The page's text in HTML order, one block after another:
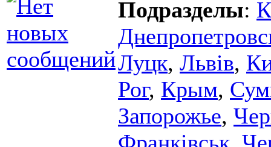
Подразделы:
Луцк, Львiв,
Рог, Крым,
Запорожье,